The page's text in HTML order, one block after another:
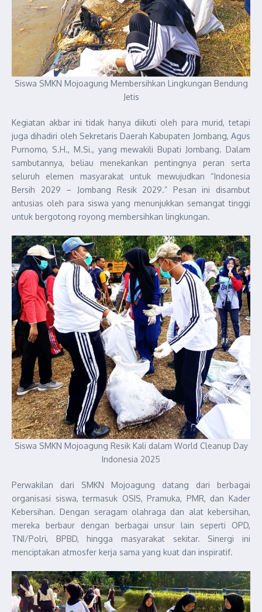
Siswa SMKN Mojoagung Membersihkan Lingkungan Bendung
Jetis
Kegiatan akbar ini tidak hanya diikuti oleh para murid, tetapi
juga dihadiri oleh Sekretaris Daerah Kabupaten Jombang, Agus
Purnomo, S.H., M.Si., yang mewakili Bupati Jombang. Dalam
sambutannya, beliau menekankan pentingnya peran serta
seluruh elemen masyarakat untuk mewujudkan “Indonesia
Bersih 2029 – Jombang Resik 2029.” Pesan ini disambut
antusias oleh para siswa yang menunjukkan semangat tinggi
untuk bergotong royong membersihkan lingkungan.
Siswa SMKN Mojoagung Resik Kali dalam World Cleanup Day
Indonesia 2025
Perwakilan dari SMKN Mojoagung datang dari berbagai
organisasi siswa, termasuk OSIS, Pramuka, PMR, dan Kader
Kebersihan. Dengan seragam olahraga dan alat kebersihan,
mereka berbaur dengan berbagai unsur lain seperti OPD,
TNI/Polri, BPBD, hingga masyarakat sekitar. Sinergi ini
menciptakan atmosfer kerja sama yang kuat dan inspiratif.